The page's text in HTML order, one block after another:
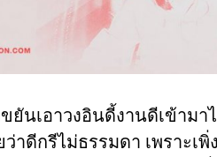
ยันเอาวงอินดี้งานดีเข้าม
ดีกรีไม่ธรรมดา เพราะเพิ่